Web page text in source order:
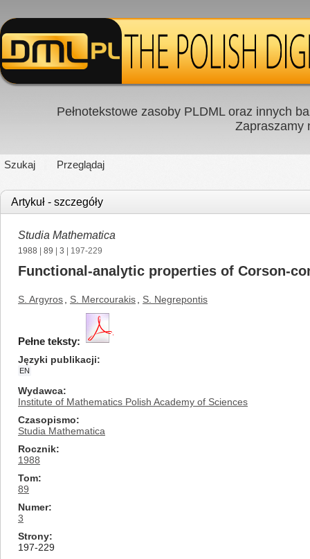
Pełnotekstowe zasoby PLDML oraz innych
Zapraszamy
Szukaj Przeglądaj
Artykuł - szczegóły
Studia Mathematica
1988 89 3 | 197-229
Functional-analytic properties of Corson-
S. Argyros S. Mercourakis S. Negrepontis
Pełne teksty:
Języki publikacji
EN
Wydawca
Institute of Mathematics Polish Academy of Sciences
Czasopismo
Studia Mathematica
Rocznik
1988
Tom
89
Numer
3
Strony
197-229